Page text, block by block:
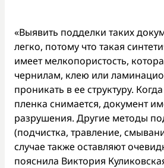
«Выявить подделки таких
легко, потому что такая
имеет мелкопористость,
чернилам, клею или
проникать в ее структуру.
пленка снимается, документ
разрушения. Другие методы
(подчистка, травление,
случае также оставляют
пояснила Виктория